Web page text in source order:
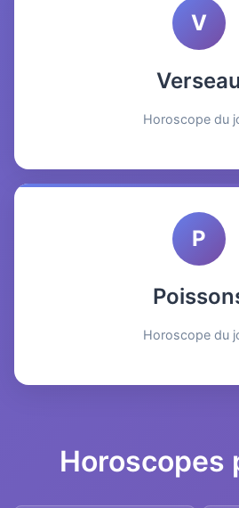
V
Verseau
Horoscope du
P
Horoscope du
Horoscopes